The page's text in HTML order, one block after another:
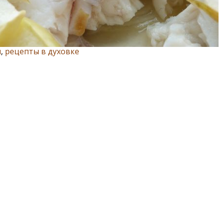
, рецепты в духовке